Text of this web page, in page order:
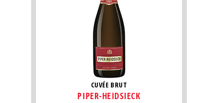
CUVÉE BRUT
PIPER-HEIDSIECK